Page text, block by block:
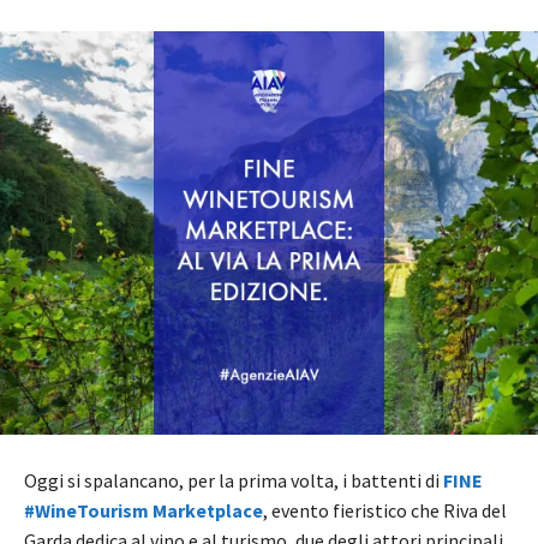
Oggi si spalancano, per la prima volta, i battenti di FINE
#WineTourism Marketplace, evento fieristico che Riva del